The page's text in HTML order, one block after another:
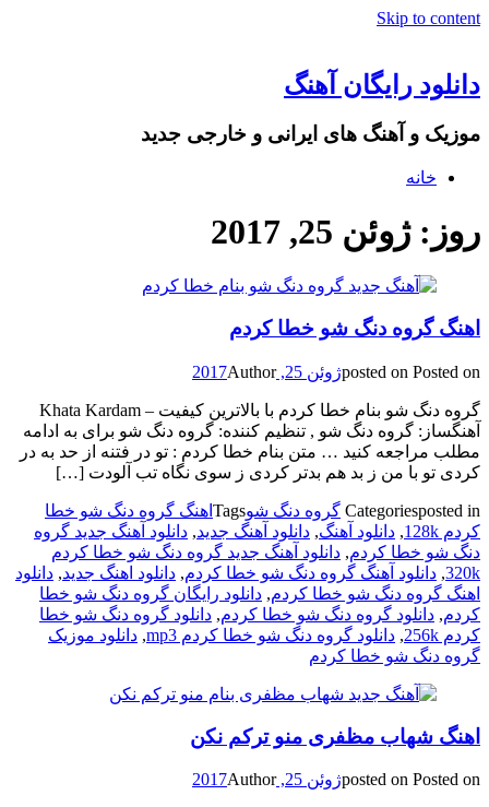
Skip to content
دانلود رایگان آهنگ
موزیک و آهنگ های ایرانی و خارجی جدید
خانه
روز: ژوئن 25, 2017
اهنگ گروه دنگ شو خطا کردم
posted on Posted on ژوئن 25, 2017 Author
گروه دنگ شو بنام خطا کردم با بالاترین کیفیت – Khata Kardam
آهنگساز: گروه دنگ شو , تنظیم کننده: گروه دنگ شو برای به ادامه
مطلب مراجعه کنید … متن بنام خطا کردم : تو در فتنه از حد به در
کردی تو با من ز بد هم بدتر کردی ز سوی نگاه تب آلودت […]
Categoriesposted in گروه دنگ شوTags اهنگ گروه دنگ شو خطا
کردم 128k
, دانلود آهنگ, دانلود آهنگ جدید, دانلود آهنگ جدید گروه
دنگ شو خطا کردم, دانلود آهنگ جدید گروه دنگ شو خطا کردم
320k
, دانلود آهنگ گروه دنگ شو خطا کردم, دانلود اهنگ جدید, دانلود
اهنگ گروه دنگ شو خطا کردم, دانلود رایگان گروه دنگ شو خطا
کردم, دانلود گروه دنگ شو خطا کردم, دانلود گروه دنگ شو خطا
کردم 256k
, دانلود گروه دنگ شو خطا کردم mp3 , دانلود موزیک
گروه دنگ شو خطا کردم
اهنگ شهاب مظفری منو ترکم نکن
posted on Posted on ژوئن 25, 2017 Author